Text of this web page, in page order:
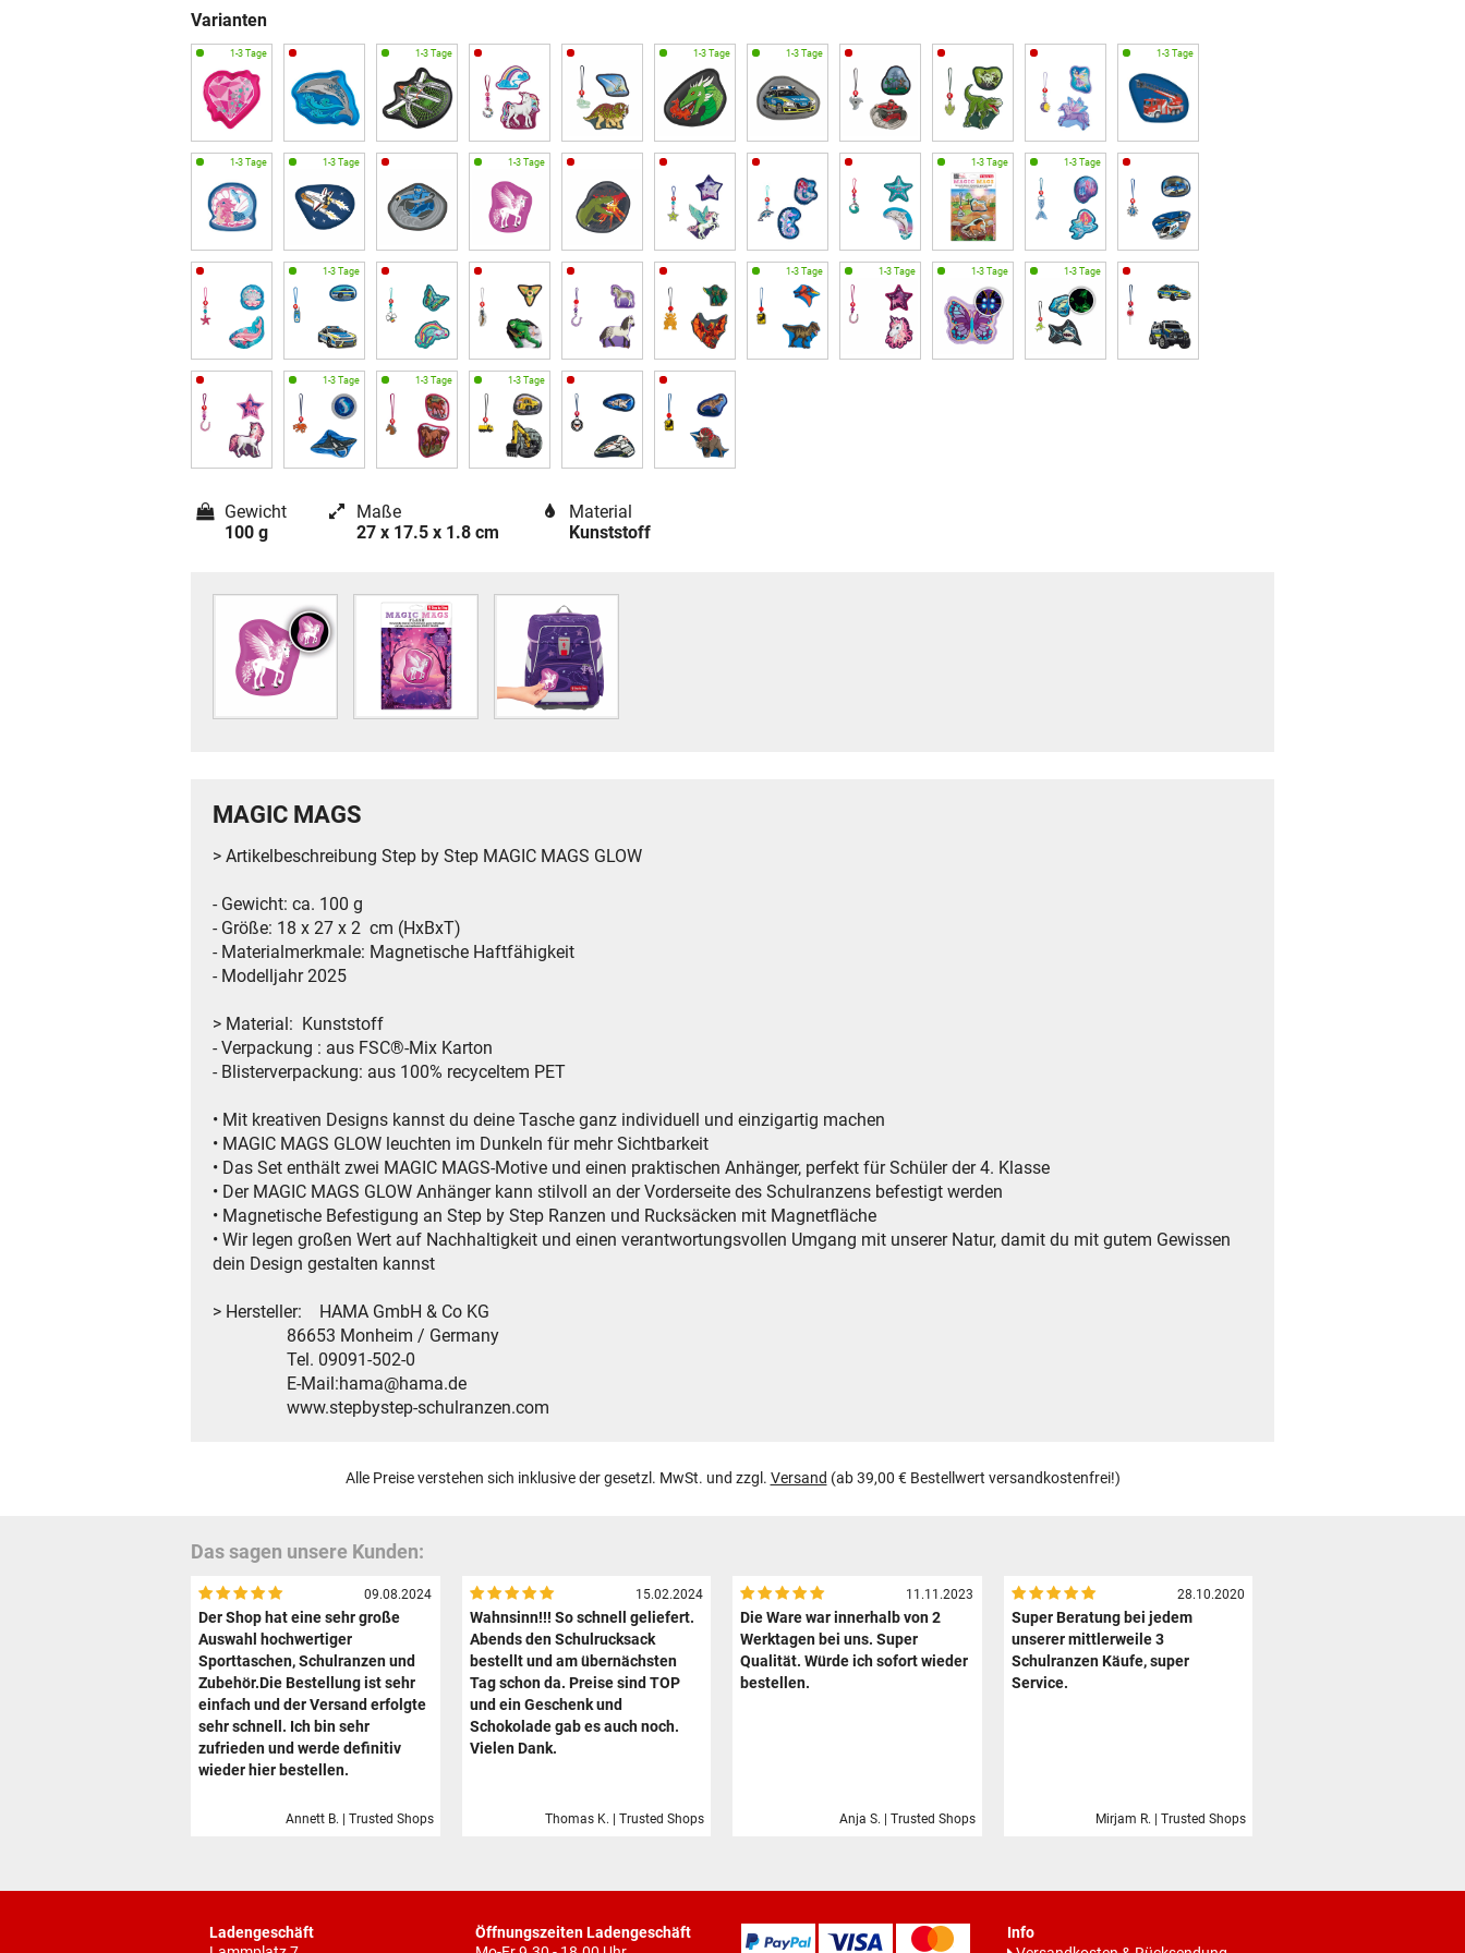
Varianten
Gewicht
100 g
Maße
27 x 17.5 x 1.8 cm
Material
Kunststoff
MAGIC MAGS
> Artikelbeschreibung Step by Step MAGIC MAGS GLOW
- Gewicht: ca. 100 g
- Größe: 18 x 27 x 2 cm (HxBxT)
- Materialmerkmale: Magnetische Haftfähigkeit
- Modelljahr 2025
> Material: Kunststoff
- Verpackung : aus FSC®-Mix Karton
- Blisterverpackung: aus 100% recyceltem PET
• Mit kreativen Designs kannst du deine Tasche ganz individuell und einzigartig machen
• MAGIC MAGS GLOW leuchten im Dunkeln für mehr Sichtbarkeit
• Das Set enthält zwei MAGIC MAGS-Motive und einen praktischen Anhänger, perfekt für Schüler der 4. Klasse
• Der MAGIC MAGS GLOW Anhänger kann stilvoll an der Vorderseite des Schulranzens befestigt werden
• Magnetische Befestigung an Step by Step Ranzen und Rucksäcken mit Magnetfläche
• Wir legen großen Wert auf Nachhaltigkeit und einen verantwortungsvollen Umgang mit unserer Natur, damit du mit gutem Gewissen
dein Design gestalten kannst
> Hersteller: HAMA GmbH & Co KG
86653 Monheim / Germany
Tel. 09091-502-0
E-Mail:hama@hama.de
www.stepbystep-schulranzen.com
Alle Preise verstehen sich inklusive der gesetzl. MwSt. und zzgl. Versand (ab 39,00 € Bestellwert versandkostenfrei!)
Das sagen unsere Kunden:
09.08.2024
Der Shop hat eine sehr große
Auswahl hochwertiger
Sporttaschen, Schulranzen und
Zubehör.Die Bestellung ist sehr
einfach und der Versand erfolgte
sehr schnell. Ich bin sehr
zufrieden und werde definitiv
wieder hier bestellen.
Annett B. | Trusted Shops
15.02.2024
Wahnsinn!!! So schnell geliefert.
Abends den Schulrucksack
bestellt und am übernächsten
Tag schon da. Preise sind TOP
und ein Geschenk und
Schokolade gab es auch noch.
Vielen Dank.
Thomas K. | Trusted Shops
11.11.2023
Die Ware war innerhalb von 2
Werktagen bei uns. Super
Qualität. Würde ich sofort wieder
bestellen.
Anja S. | Trusted Shops
28.10.2020
Super Beratung bei jedem
unserer mittlerweile 3
Schulranzen Käufe, super
Service.
Mirjam R. | Trusted Shops
Ladengeschäft
Öffnungszeiten Ladengeschäft
Info